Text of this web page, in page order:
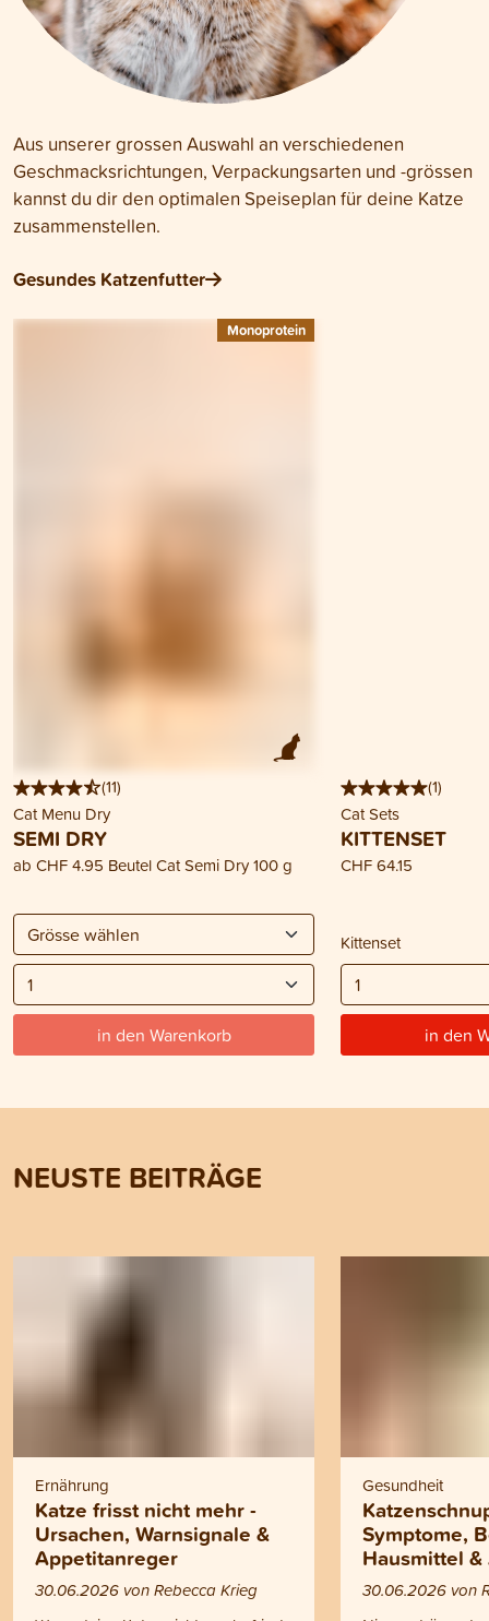
Aus unserer grossen Auswahl an verschiedenen
Geschmacksrichtungen, Verpackungsarten und -grössen
kannst du dir den optimalen Speiseplan für deine Katze
zusammenstellen.
Gesundes Katzenfutter
Monoprotein
(11)
Cat Menu Dry
SEMI DRY
ab CHF 4.95 Beutel Cat Semi Dry 100 g
in den Warenkorb
(1)
Cat Sets
KITTENSET
CHF 64.15
Kittenset
in den
NEUSTE BEITRÄGE
Ernährung
Katze frisst nicht mehr -
Ursachen, Warnsignale &
Appetitanreger
30.06.2026 von Rebecca Krieg
Gesundheit
Symptome,
Hausmittel
30.06.2026 von